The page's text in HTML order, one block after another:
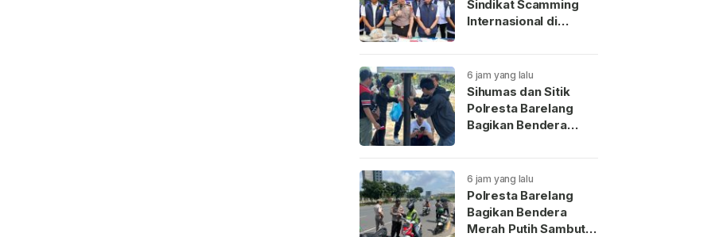
Sindikat Scamming
Internasional di
Miliar
6 jam yang lalu
Sihumas dan Sitik
Polresta Barelang
Bagikan Bendera
6 jam yang lalu
Polresta Barelang
Bagikan Bendera
Merah Putih Sambut